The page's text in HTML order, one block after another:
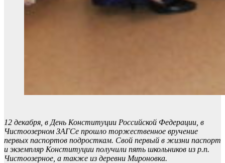
12 декабря, в День Конституции Российской Федерации, в
Чистоозерном ЗАГСе прошло торжественное вручение
первых паспортов подросткам. Свой первый в жизни паспорт
и экземпляр Конституции получили пять школьников из р.п.
Чистоозерное, а также из деревни Мироновка.